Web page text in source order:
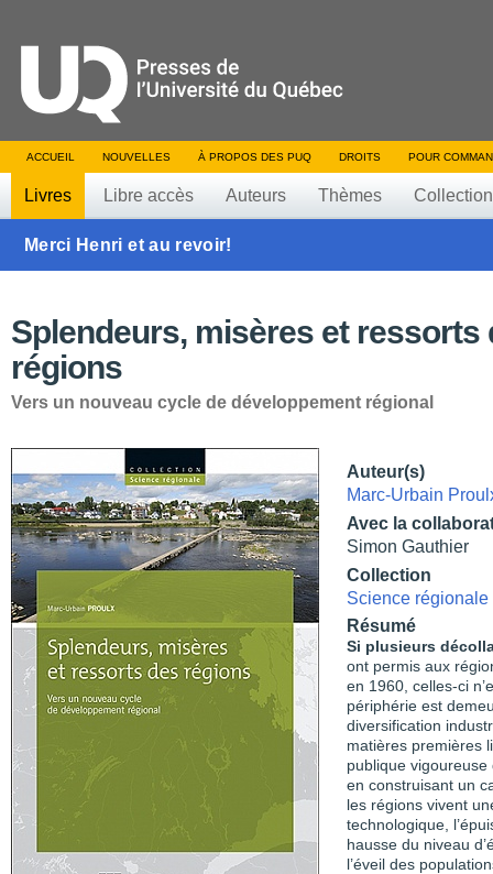
ACCUEIL NOUVELLES À PROPOS DES PUQ DROITS POUR
Livres Libre accès Auteurs Thèmes
Merci Henri et au revoir!
Splendeurs, misères et ressorts
régions
Vers un nouveau cycle de développement régional
Auteur(s)
Marc-Urbain
Avec la
Simon Gauthier
Collection
Science régionale
Résumé
Si plusieurs
ont permis aux
en 1960, celles-ci
périphérie est
diversification
matières premières
publique vigoureuse
en construisant un
les régions vivent
technologique,
hausse du niveau
l’éveil des